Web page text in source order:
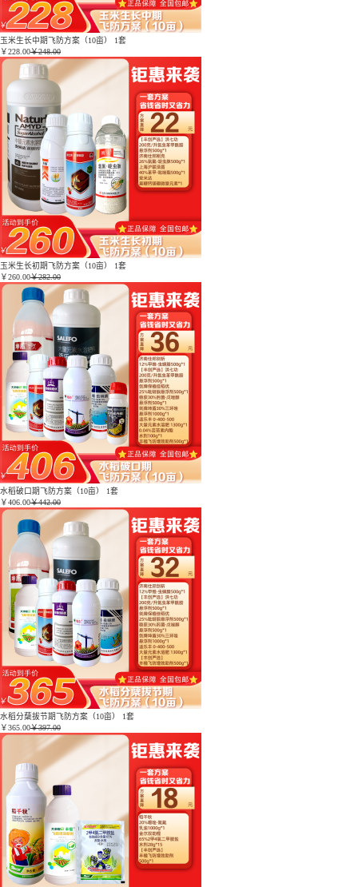
玉米生长中期飞防方案（10亩） 1套
￥228.00￥248.00
玉米生长初期飞防方案（10亩） 1套
￥260.00￥282.00
水稻破口期飞防方案（10亩） 1套
￥406.00￥442.00
水稻分蘖拔节期飞防方案（10亩） 1套
￥365.00￥397.00